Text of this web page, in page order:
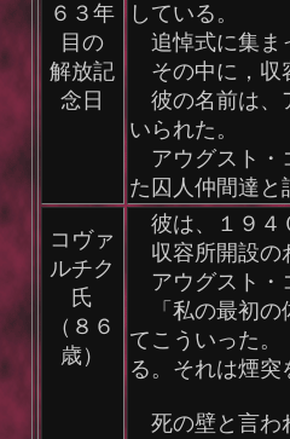
６３年
目の
解放記
念日
している。
追悼式に集ま
その中に，収
彼の名前は、
いられた。
アウグスト・
た囚人仲間達と
コヴァ
ルチク
氏
（８６
歳）
彼は、１９４
収容所開設の
アウグスト・
「私の最初の
てこういった。
る。それは煙
死の壁と言わ